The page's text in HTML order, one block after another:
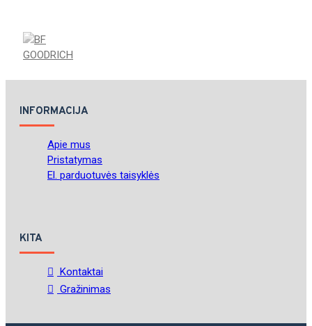
INFORMACIJA
Apie mus
Pristatymas
El. parduotuvės taisyklės
KITA
Kontaktai
Gražinimas